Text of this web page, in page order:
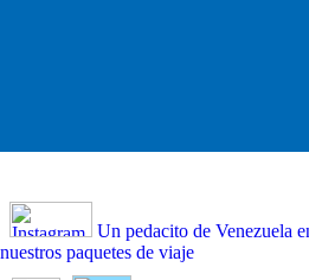
Un pedacito de Venezuela
nuestros paquetes de viaje